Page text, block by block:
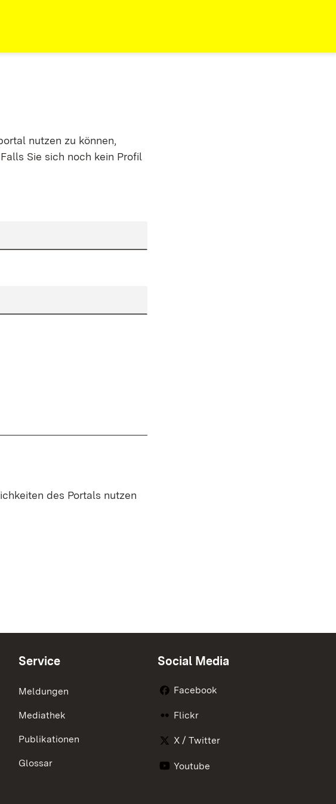
nutzen zu können,
Sie sich noch kein Profil
des Portals nutzen
Service
Meldungen
Mediathek
Publikationen
Glossar
Social Media
Facebook
Flickr
X / Twitter
Youtube